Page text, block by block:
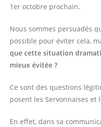
1er octobre prochain.
Nous sommes persuadés
possible pour éviter cela,
que cette situation
mieux évitée ?
Ce sont des questions
posent les Servonnaises et
En effet, dans sa